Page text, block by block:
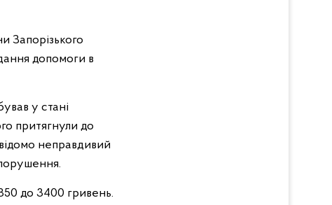
Запорізького
допомоги в
у стані
притягнули до
неправдивий
до 3400 гривень.